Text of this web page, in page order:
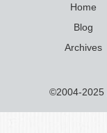
Home
Blog
Archives
©2004-2025